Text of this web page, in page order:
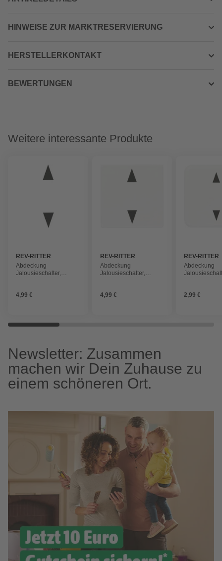
HINWEISE ZUR MARKTRESERVIERUNG
HERSTELLERKONTAKT
BEWERTUNGEN
Weitere interessante Produkte
REV-RITTER
Abdeckung
Jalousieschalter,
4,99 €
REV-RITTER
Abdeckung
Jalousieschalter,
4,99 €
REV-RITTER
Abdeckung
2,99 €
Newsletter: Zusammen
machen wir Dein Zuhause zu
einem schöneren Ort.